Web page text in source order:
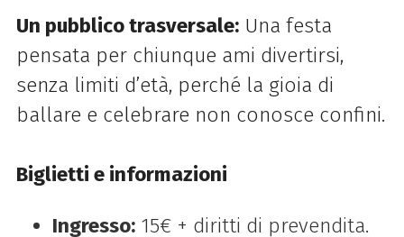
Un pubblico trasversale:Una festa
pensata per chiunque ami divertirsi,
senza limiti d’età, perché la gioia di
ballare e celebrare non conosce confini.
Biglietti e informazioni
Ingresso:15€ + diritti di prevendita.